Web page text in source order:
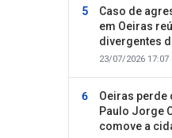
Caso de
em Oeiras
divergentes
23/07/2026 17:07
Oeiras perde
Paulo Jorge
comove a